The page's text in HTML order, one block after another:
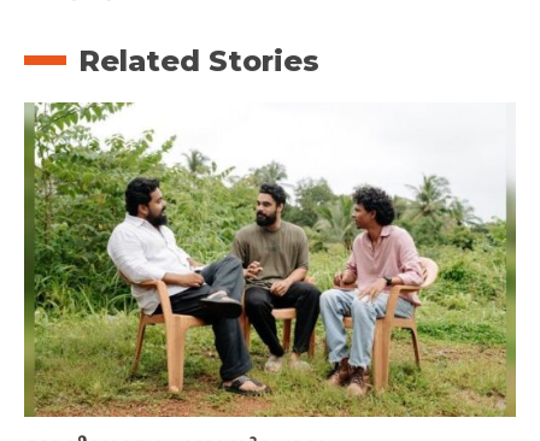
Related Stories